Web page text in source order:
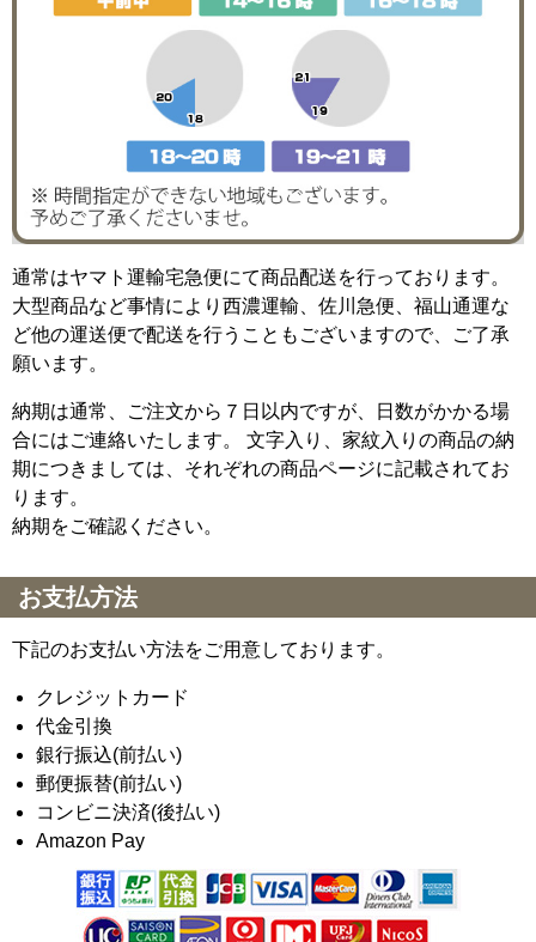
通常はヤマト運輸宅急便にて商品配送を行っております。
大型商品など事情により西濃運輸、佐川急便、福山通運な
ど他の運送便で配送を行うこともございますので、ご了承
願います。
納期は通常、ご注文から７日以内ですが、日数がかかる場
合にはご連絡いたします。 文字入り、家紋入りの商品の納
期につきましては、それぞれの商品ページに記載されてお
ります。
納期をご確認ください。
お支払方法
下記のお支払い方法をご用意しております。
クレジットカード
代金引換
銀行振込(前払い)
郵便振替(前払い)
コンビニ決済(後払い)
Amazon Pay